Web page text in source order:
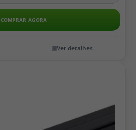
COMPRAR AGORA
Ver detalhes